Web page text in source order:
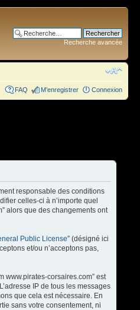
Recherche avancée
FAQ M’enregistrer Connexion
responsable des conditions
celles-ci à n’importe quel
alors que des changements ont
Public License” (désigné ici
et/ou n’acceptons pas,
www.pirates-corsaires.com” est
IP de tous les messages
que cela est nécessaire. En
sans votre consentement, ni